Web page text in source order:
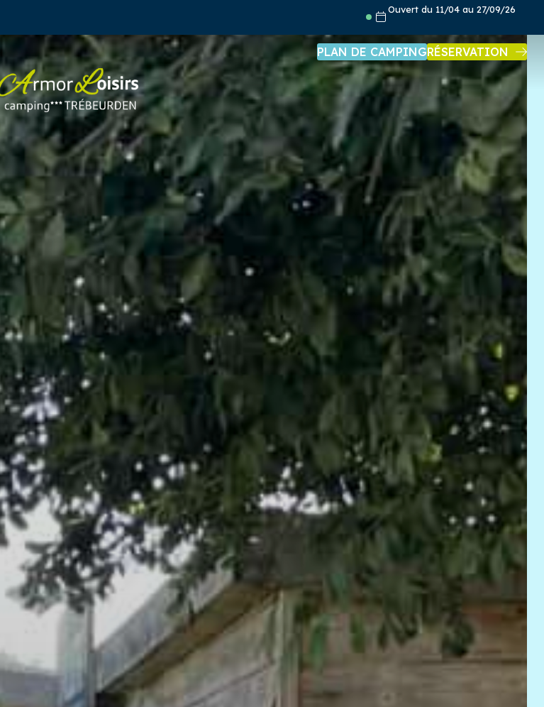
Ouvert du 11/04 au 27/09/26
PLAN DE CAMPINGRÉSERVATION